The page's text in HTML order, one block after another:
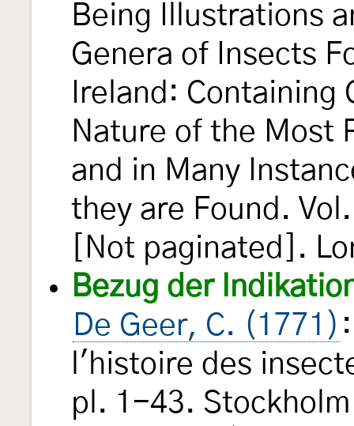
Being Illustrations
Genera of Insects
Ireland: Containing
Nature of the Most
and in Many
they are Found.
[Not paginated].
Bezug der
De Geer, C. (1771)
l'histoire des
pl. 1-43.